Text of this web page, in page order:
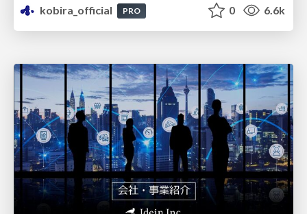
kobira_official
PRO 0 6.6k